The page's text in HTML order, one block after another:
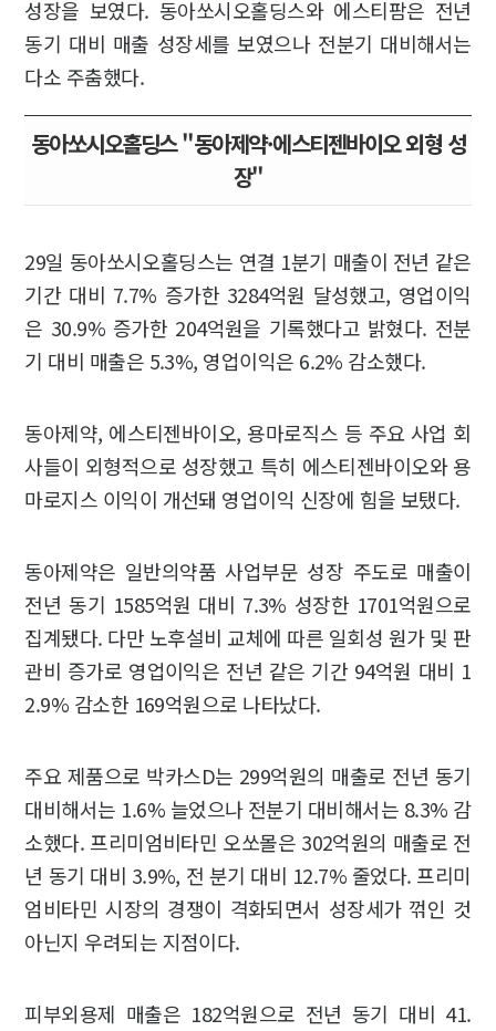
성장을 보였다. 동아쏘시오홀딩스와 에스티팜은 전년
동기 대비 매출 성장세를 보였으나 전분기 대비해서는
다소 주춤했다.
동아쏘시오홀딩스 "동아제약·에스티젠바이오 외형 성
장"
29일 동아쏘시오홀딩스는 연결 1분기 매출이 전년 같은
기간 대비 7.7% 증가한 3284억원 달성했고, 영업이익
은 30.9% 증가한 204억원을 기록했다고 밝혔다. 전분
기 대비 매출은 5.3%, 영업이익은 6.2% 감소했다.
동아제약, 에스티젠바이오, 용마로직스 등 주요 사업 회
사들이 외형적으로 성장했고 특히 에스티젠바이오와 용
마로지스 이익이 개선돼 영업이익 신장에 힘을 보탰다.
동아제약은 일반의약품 사업부문 성장 주도로 매출이
전년 동기 1585억원 대비 7.3% 성장한 1701억원으로
집계됐다. 다만 노후설비 교체에 따른 일회성 원가 및 판
관비 증가로 영업이익은 전년 같은 기간 94억원 대비 1
2.9% 감소한 169억원으로 나타났다.
주요 제품으로 박카스D는 299억원의 매출로 전년 동기
대비해서는 1.6% 늘었으나 전분기 대비해서는 8.3% 감
소했다. 프리미엄비타민 오쏘몰은 302억원의 매출로 전
년 동기 대비 3.9%, 전 분기 대비 12.7% 줄었다. 프리미
엄비타민 시장의 경쟁이 격화되면서 성장세가 꺾인 것
아닌지 우려되는 지점이다.
피부외용제 매출은 182억원으로 전년 동기 대비 41.